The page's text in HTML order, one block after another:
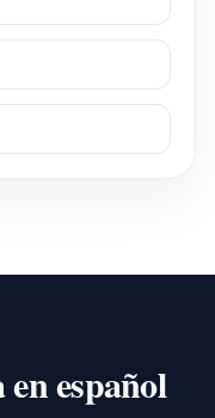
español